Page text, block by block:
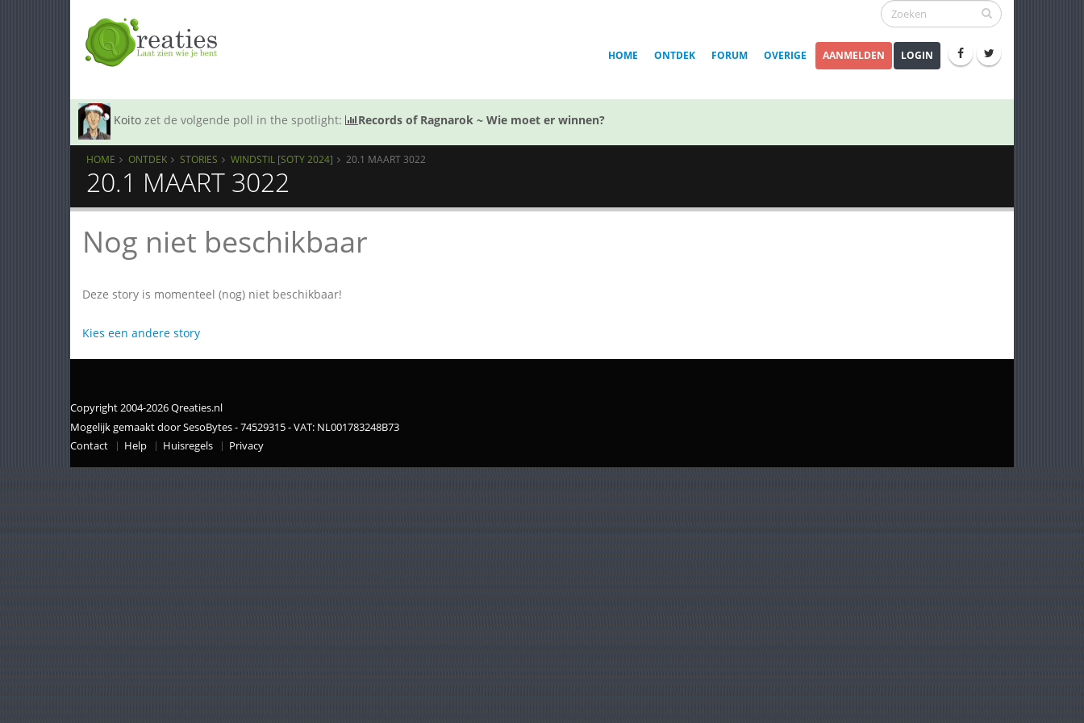
HOME ONTDEK FORUM OVERIGE AANMELDEN LOGIN
Koito zet de volgende poll in the spotlight: Records of Ragnarok ~ Wie moet er winnen?
HOME ONTDEK STORIES WINDSTIL [SOTY 2024] 20.1 MAART 3022
20.1 MAART 3022
Nog niet beschikbaar
Deze story is momenteel (nog) niet beschikbaar!
Kies een andere story
Copyright 2004-2026 Qreaties.nl
Mogelijk gemaakt door SesoBytes - 74529315 - VAT: NL001783248B73
Contact
Help Huisregels Privacy